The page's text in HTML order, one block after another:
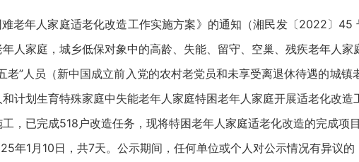
年人家庭适老化改造工作实施方案》的通知（湘民发〔2022〕45
人家庭，城乡低保对象中的高龄、失能、留守、空巢、残疾老年人
老”人员（新中国成立前入党的农村老党员和未享受离退休待遇的城
计划生育特殊家庭中失能老年人家庭特困老年人家庭开展适老化改
，已完成518户改造任务，现将特困老年人家庭适老化改造的完成项
1月10日，共7天。公示期间，任何单位或个人对公示情况有异议的